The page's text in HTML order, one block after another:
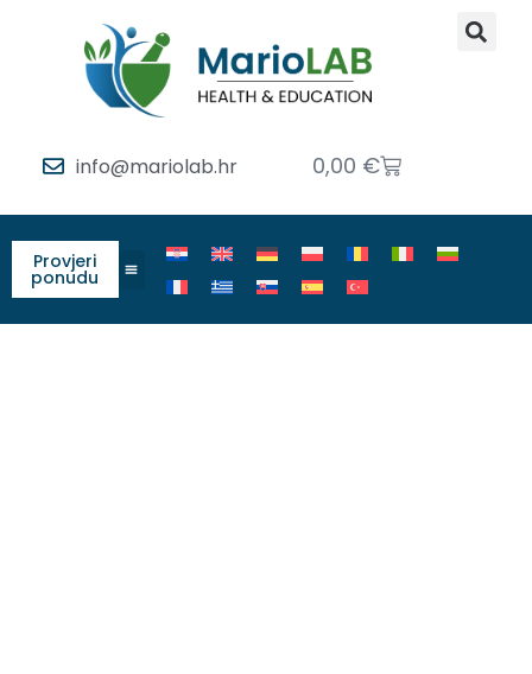
info@mariolab.hr 0,00 €
Provjeri
ponudu